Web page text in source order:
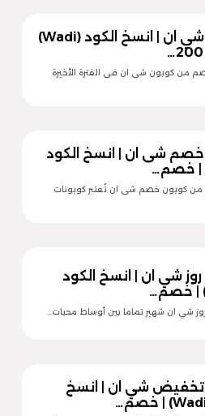
كوبون شي ان | انسخ الكود (Wadi)
خصم من كوبون شى ان فى الفترة الأخيرة
شى ان | انسخ الكود
من كوبون خصم شى ان تُعتبر كوبونات
شي ان | انسخ الكود
شي ان شهير تماما بين أوساط محبات…
تخفيض شي ان | انسخ